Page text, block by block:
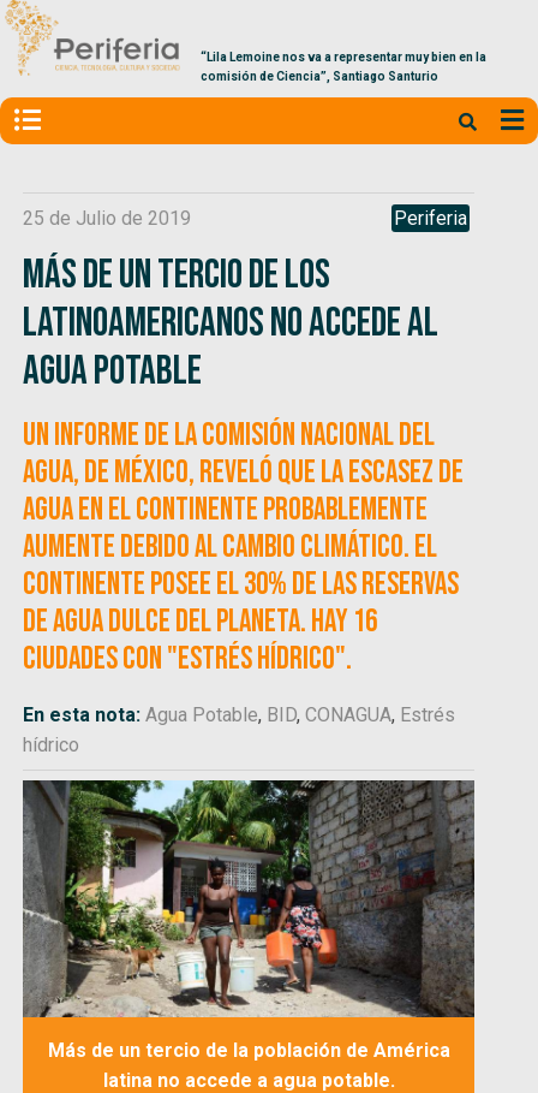
“Lila Lemoine nos va a representar muy bien en la
comisión de Ciencia”, Santiago Santurio
25 de Julio de 2019 Periferia
Más de un tercio de los
latinoamericanos no accede al
agua potable
Un informe de la Comisión Nacional del
Agua, de México, reveló que la escasez de
agua en el continente probablemente
aumente debido al cambio climático. El
continente posee el 30% de las reservas
de agua dulce del planeta. Hay 16
ciudades con "estrés hídrico".
En esta nota:Agua Potable, BID,CONAGUA, Estrés
hídrico
Más de un tercio de la población de América
latina no accede a agua potable.